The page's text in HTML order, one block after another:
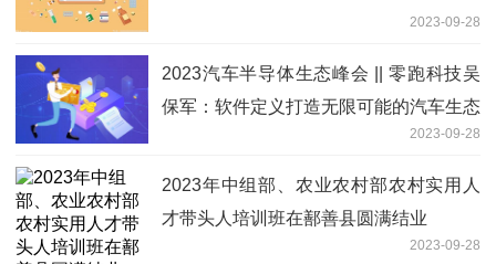
2023-09-28
2023汽车半导体生态峰会 || 零跑科技吴
保军：软件定义打造无限可能的汽车生态
2023-09-28
2023年中组部、农业农村部农村实用人
才带头人培训班在鄯善县圆满结业
2023-09-28